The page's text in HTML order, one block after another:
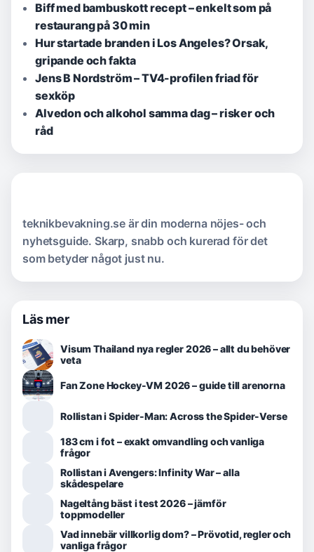
Biff med bambuskott recept – enkelt som på
restaurang på 30 min
Hur startade branden i Los Angeles? Orsak,
gripande och fakta
Jens B Nordström – TV4-profilen friad för
sexköp
Alvedon och alkohol samma dag – risker och
råd
teknikbevakning.se är din moderna nöjes- och
nyhetsguide. Skarp, snabb och kurerad för det
som betyder något just nu.
Läs mer
Visum Thailand nya regler 2026 – allt du behöver
veta
Fan Zone Hockey-VM 2026 – guide till arenorna
Rollistan i Spider-Man: Across the Spider-Verse
183 cm i fot – exakt omvandling och vanliga
frågor
Rollistan i Avengers: Infinity War – alla
skådespelare
Nageltång bäst i test 2026 – jämför
toppmodeller
Vad innebär villkorlig dom? – Prövotid, regler och
vanliga frågor